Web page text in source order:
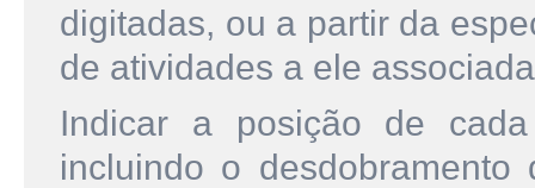
digitadas, ou a partir da
de atividades a ele
Indicar a posição de
incluindo o